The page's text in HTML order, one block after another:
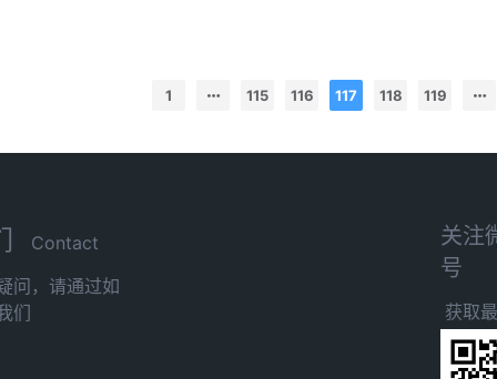
1 115 116 117 118 119
Contact
问，请通过如
们
关注
号
获取